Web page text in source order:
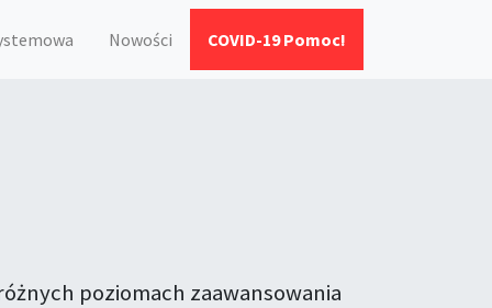
Nowości COVID-19 Pomoc!
poziomach zaawansowania